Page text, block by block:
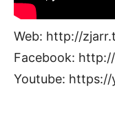
Web: http://
Facebook:
Youtube: https://